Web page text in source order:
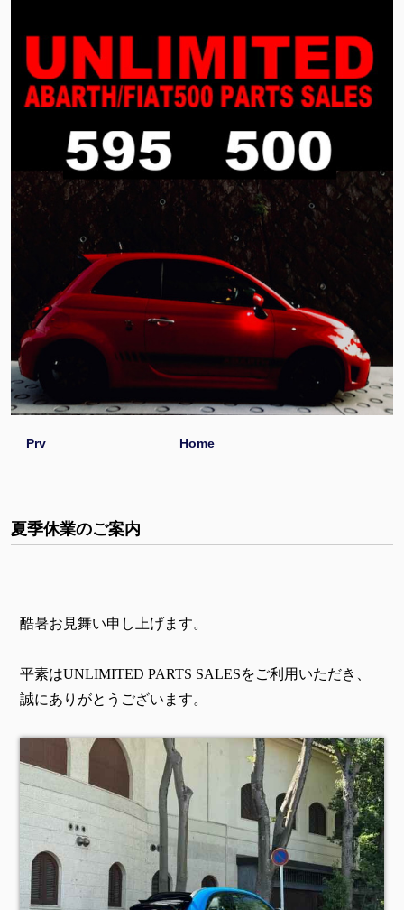
Prv Home
夏季休業のご案内
酷暑お見舞い申し上げます。
平素はUNLIMITED PARTS SALESをご利用いただき、
誠にありがとうございます。